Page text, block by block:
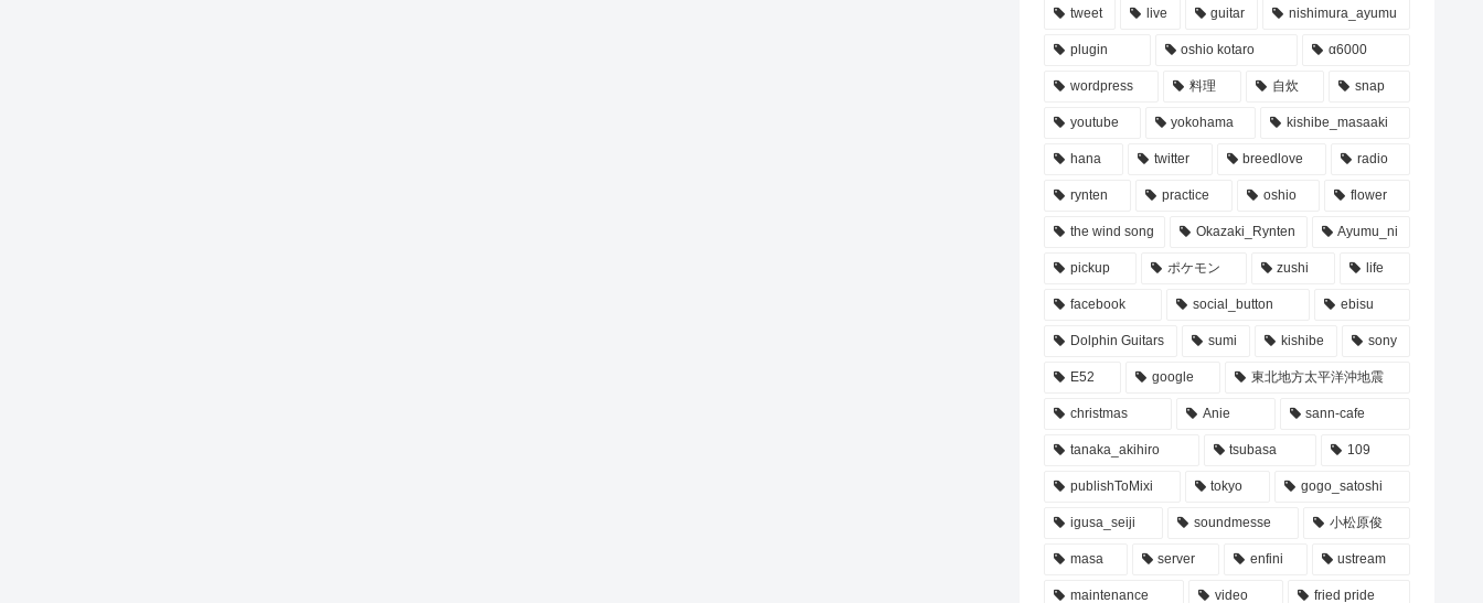
tweet live guitar nishimura_ayumu
plugin oshio kotaro α6000
wordpress 料理 自炊 snap
youtube yokohama kishibe_masaaki
hana twitter breedlove radio
rynten practice oshio flower
the wind song Okazaki_Rynten Ayumu_ni
pickup ポケモン zushi life
facebook social_button ebisu
Dolphin Guitars sumi kishibe sony
E52 google 東北地方太平洋沖地震
christmas Anie sann-cafe
tanaka_akihiro tsubasa 109
publishToMixi tokyo gogo_satoshi
igusa_seiji soundmesse 小松原俊
masa server enfini ustream
maintenance video fried pride